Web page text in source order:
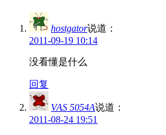
hostgator说道：
2011-09-19 10:14
没看懂是什么
回复
VAS 5054A说道：
2011-08-24 19:51